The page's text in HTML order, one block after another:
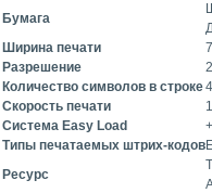
Бумага
Ширина печати
Разрешение
Количество символов в строке
Скорость печати
Система Easy Load
+
Типы печатаемых штрих-кодов
Ресурс